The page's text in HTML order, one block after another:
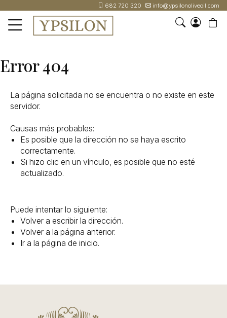
682 720 320 info@ypsilonoliveoil.com
NOSOTROS
ONLINE
CONTACTO
682
720
320
Error 404
La página solicitada no se encuentra o no existe en este
servidor.
Causas más probables:
Es posible que la dirección no se haya escrito
correctamente.
Si hizo clic en un vínculo, es posible que no esté
actualizado.
Puede intentar lo siguiente:
Volver a escribir la dirección.
Volver a la página anterior.
Ir a la página de inicio.